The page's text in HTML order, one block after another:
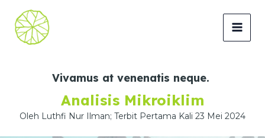
Lewati
konten
Vivamus at venenatis neque.
Analisis Mikroiklim
Oleh Luthfi Nur Ilman; Terbit Pertama Kali 23 Mei 2024